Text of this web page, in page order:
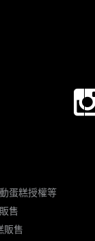
蛋糕授權等
售
販售